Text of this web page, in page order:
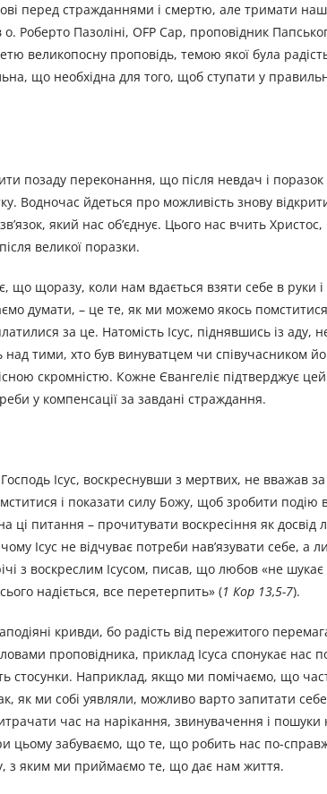
перед стражданнями і смертю, але тримати
Роберто Пазоліні, OFP Cap, проповідник
великопосну проповідь, темою якої була
що необхідна для того, щоб ступати у
позаду переконання, що після невдач і
Водночас йдеться про можливість знову
який нас об’єднує. Цього нас вчить
великої поразки.
що щоразу, коли нам вдається взяти себе в руки і
думати, – це те, як ми можемо якось
за це. Натомість Ісус, піднявшись із аду,
тими, хто був винуватцем чи співучасником
скромністю. Кожне Євангеліє підтверджує цей
у компенсації за завдані страждання.
Ісус, воскреснувши з мертвих, не вважав
і показати силу Божу, щоб зробити подію
ці питання – прочитувати воскресіння як досвід
Ісус не відчуває потреби нав’язувати себе, а
з воскреслим Ісусом, писав, що любов «не шукає
надіється, все перетерпить» (1 Кор 13,5-7).
кривди, бо радість від пережитого
проповідника, приклад Ісуса спонукає нас
стосунки. Наприклад, якщо ми помічаємо, що
як ми собі уявляли, можливо варто запитати
час на нарікання, звинувачення і пошуки
цьому забуваємо, що те, що робить нас по-
з яким ми приймаємо те, що дає нам життя.